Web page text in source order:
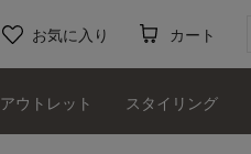
お気に入り カート
アウトレット スタイリング